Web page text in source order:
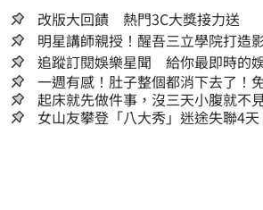
改版大回饋 熱門3C大獎接力送
明星講師親授！醒吾三立學院打造
追蹤訂閱娛樂星聞 給你最即時的
一週有感！肚子整個都消下去了！
夠
起床就先做件事，沒三天小腹就不
小！
女山友攀登「八大秀」迷途失聯4